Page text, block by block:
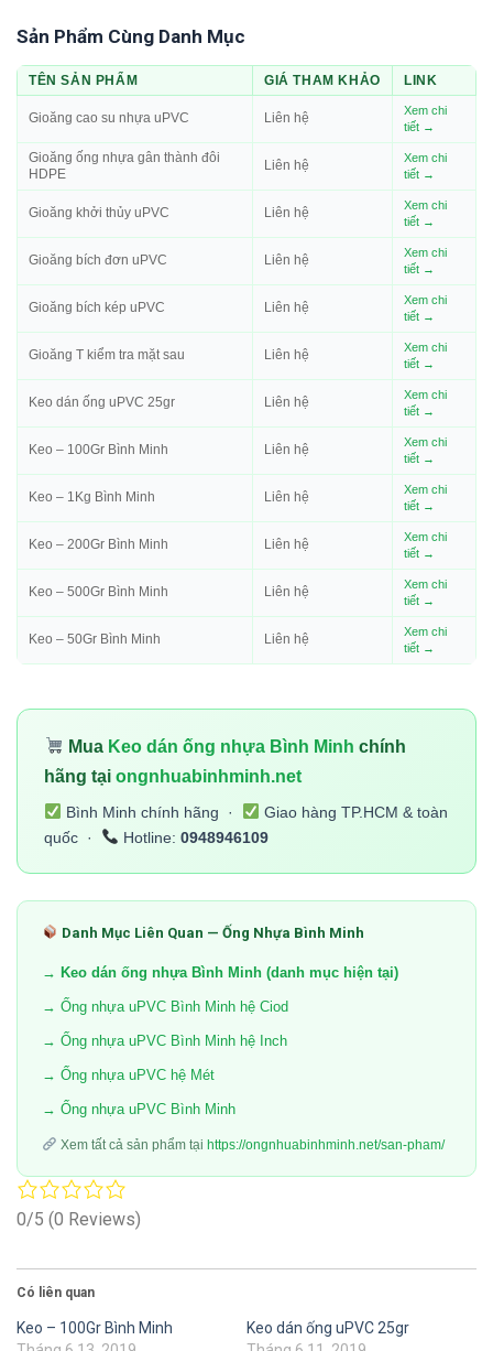
Sản Phẩm Cùng Danh Mục
TÊN SẢN PHẨM GIÁ THAM KHẢO LINK
Gioăng cao su nhựa uPVC Liên hệ
Xem chi
tiết →
Gioăng ống nhựa gân thành đôi
HDPE
Liên hệ
Xem chi
tiết →
Gioăng khởi thủy uPVC Liên hệ
Xem chi
tiết →
Gioăng bích đơn uPVC Liên hệ
Xem chi
tiết →
Gioăng bích kép uPVC Liên hệ
Xem chi
tiết →
Gioăng T kiểm tra mặt sau Liên hệ
Xem chi
tiết →
Keo dán ống uPVC 25gr Liên hệ
Xem chi
tiết →
Keo – 100Gr Bình Minh Liên hệ
Xem chi
tiết →
Keo – 1Kg Bình Minh Liên hệ
Xem chi
tiết →
Keo – 200Gr Bình Minh Liên hệ
Xem chi
tiết →
Keo – 500Gr Bình Minh Liên hệ
Xem chi
tiết →
Keo – 50Gr Bình Minh Liên hệ
Xem chi
tiết →
Mua Keo dán ống nhựa Bình Minh chính
hãng tại ongnhuabinhminh.net
Bình Minh chính hãng ·
Giao hàng TP.HCM & toàn
quốc ·
Hotline: 0948946109
Danh Mục Liên Quan — Ống Nhựa Bình Minh
→ Keo dán ống nhựa Bình Minh (danh mục hiện tại)
→ Ống nhựa uPVC Bình Minh hệ Ciod
→ Ống nhựa uPVC Bình Minh hệ Inch
→ Ống nhựa uPVC hệ Mét
→ Ống nhựa uPVC Bình Minh
Xem tất cả sản phẩm tại https://ongnhuabinhminh.net/san-pham/
0/5 (0 Reviews)
Có liên quan
Keo – 100Gr Bình Minh
Keo dán ống uPVC 25gr